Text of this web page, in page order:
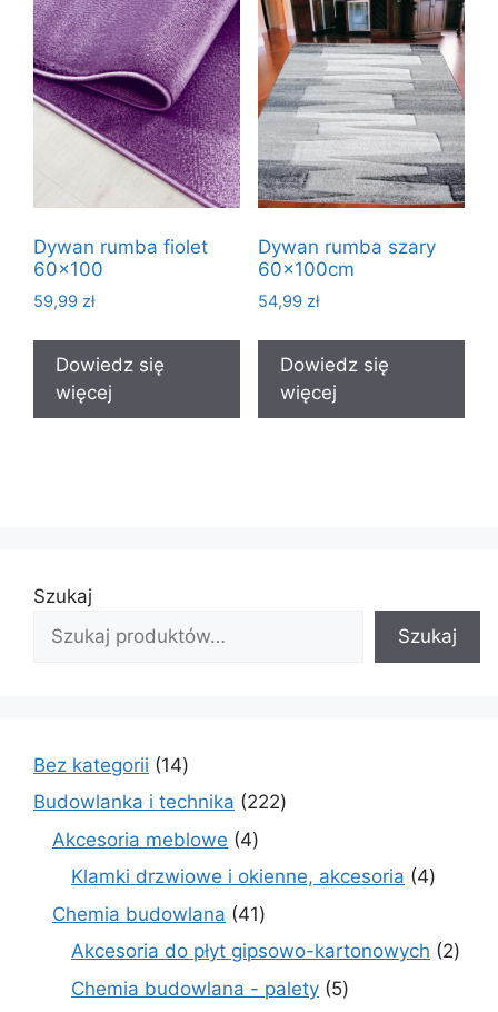
Dywan rumba fiolet
60×100
59,99 zł
Dowiedz się
więcej
Dywan rumba szary
60x100cm
54,99 zł
Dowiedz się
więcej
Szukaj
Szukaj
Bez kategorii 1414
produktów
Budowlanka i technika 222222
Akcesoria meblowe 44
produkty
Klamki drzwiowe i okienne, akcesoria 44
Chemia budowlana 4141
produktów
Akcesoria do płyt gipsowo-kartonowych 22
Chemia budowlana - palety 55